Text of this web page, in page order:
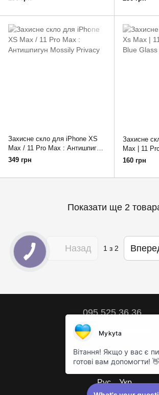
Захисне скло для iPhone XS
Max / 11 Pro Max : Антишпигун
Mossily Privacy
349 грн
Захисне
Max | 11
Glass
160 грн
Показати ще 2
Назад 1з 2
095 525 36 36
Контактна інформація
Повна версія сайту
© 2018 – 2026
Рус Укр